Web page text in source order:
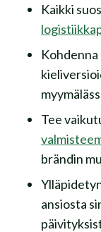
Kaikki
Kohdenna
Tee
brändin
ansiosta